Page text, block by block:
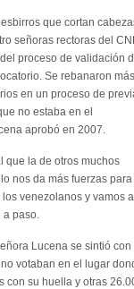
que cortan
señoras rectoras del
proceso de validación
Se rebanaron más
en un proceso de
no estaba en el
aprobó en 2007.
que la de otros muchos
nos da más fuerzas para
venezolanos y vamos a
paso.
Lucena se sintió
votaban en el lugar
con su huella y otras